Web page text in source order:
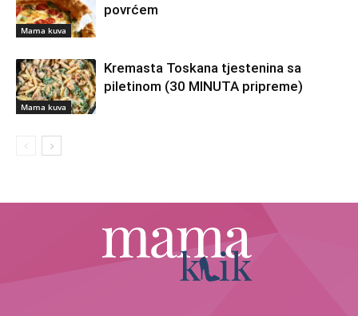
Mama kuva
povrćem
Mama kuva
Kremasta Toskana tjestenina sa
piletinom (30 MINUTA pripreme)